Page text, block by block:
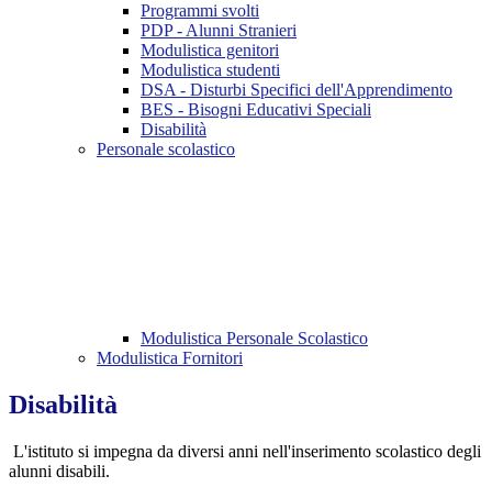
Programmi svolti
PDP - Alunni Stranieri
Modulistica genitori
Modulistica studenti
DSA - Disturbi Specifici dell'Apprendimento
BES - Bisogni Educativi Speciali
Disabilità
Personale scolastico
Modulistica Personale Scolastico
Modulistica Fornitori
Disabilità
L'istituto si impegna da diversi anni nell'inserimento scolastico degli
alunni disabili.